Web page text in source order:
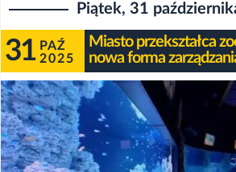
Piątek, 31
31 PAŹ
2025
Miasto przekształca
nowa forma